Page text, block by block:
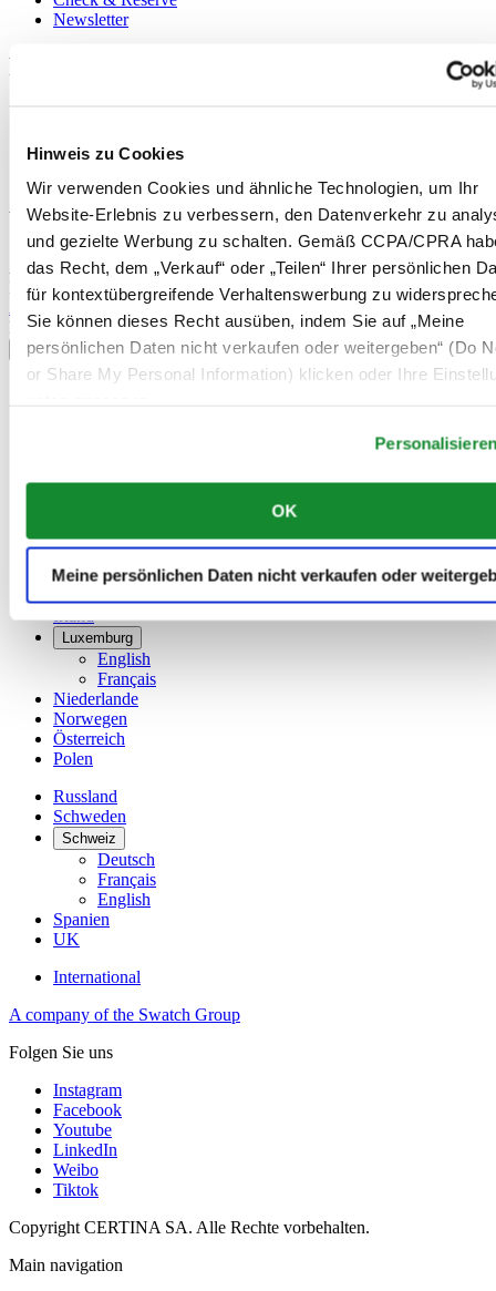
Hinweis zu Cookies
Wir verwenden Cookies und ähnliche Technologien, um Ihr
Website-Erlebnis zu verbessern, den Datenverkehr zu
und gezielte Werbung zu schalten. Gemäß CCPA/CPRA
das Recht, dem „Verkauf“ oder „Teilen“ Ihrer persönlichen
für kontextübergreifende Verhaltenswerbung zu
Sie können dieses Recht ausüben, indem Sie auf „Meine
persönlichen Daten nicht verkaufen oder weitergeben“ (Do
or Share My Personal Information) klicken oder Ihre
OK
Meine persönlichen Daten nicht verkaufen oder
Newsletter
Rechtliches
Hinweis zu Cookies
Willkommen im CERTINA Club
Abonnieren Sie unseren Newsletter und erhalten Sie exklusive
Information
Land/Region auswählen
Sprachumschalter
Deutschland
France
Luxemburg
English
Français
Niederlande
Norwegen
Österreich
Polen
Russland
Schweden
Schweiz
Deutsch
Français
English
Spanien
UK
International
A company of the Swatch Group
Folgen Sie uns
Instagram
Facebook
Youtube
LinkedIn
Weibo
Tiktok
Copyright CERTINA SA. Alle Rechte vorbehalten.
Main navigation